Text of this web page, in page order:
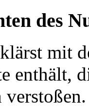
des
mit
enthält,